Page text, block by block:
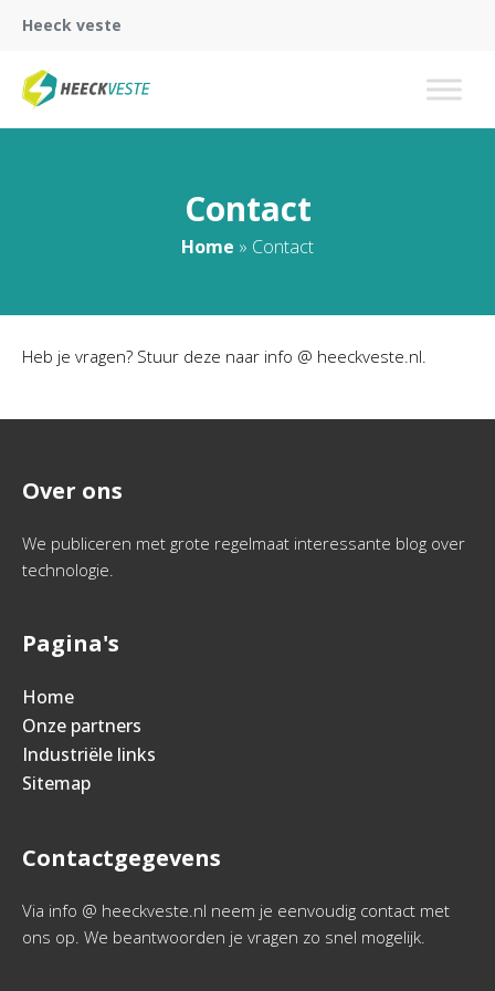
Heeck veste
Contact
Home » Contact
Heb je vragen? Stuur deze naar info @ heeckveste.nl.
Over ons
We publiceren met grote regelmaat interessante blog over
technologie.
Pagina's
Home
Onze partners
Industriële links
Sitemap
Contactgegevens
Via info @ heeckveste.nl neem je eenvoudig contact met
ons op. We beantwoorden je vragen zo snel mogelijk.